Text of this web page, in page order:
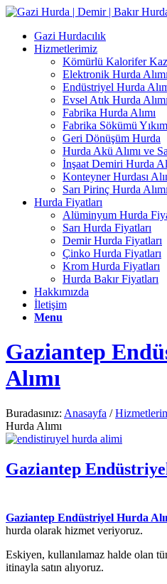
Gazi Hurdacılık
Hizmetlerimiz
Kömürlü Kalorifer
Elektronik Hurda Alımı
Endüstriyel Hurda
Evsel Atık Hurda Alımı
Fabrika Hurda Alımı
Fabrika Sökümü
Geri Dönüşüm Hurda
Hurda Akü Alımı ve
İnşaat Demiri Hurda
Konteyner Hurdası
Sarı Pirinç Hurda Alımı
Hurda Fiyatları
Alüminyum Hurda
Sarı Hurda Fiyatları
Demir Hurda Fiyatları
Çinko Hurda Fiyatları
Krom Hurda Fiyatları
Hurda Bakır Fiyatları
Hakkımızda
İletişim
Menu
Gaziantep
Alımı
Buradasınız: Anasayfa /
Hurda Alımı
Gaziantep
Gaziantep Endüstriyel Hurda
hurda olarak hizmet veriyoruz.
Eskiyen, kullanılamaz halde olan
itinayla satın alıyoruz.